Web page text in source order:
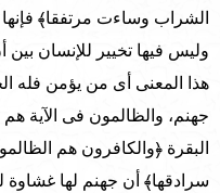
الشراب وساءت مرتفقا﴾
وليس فيها تخيير للإنسان
هذا المعنى أى من يؤمن فله
جهنم، والظالمون فى الآية
البقرة ﴿والكافرون هم
سرادقها﴾ أن جهنم لها غشاوة